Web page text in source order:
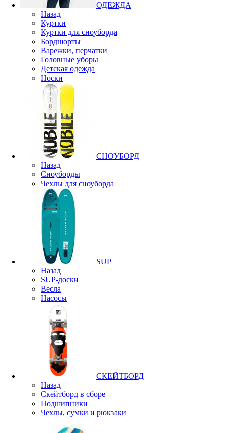
ОДЕЖДА
Назад
Куртки
Куртки для сноуборда
Бордшорты
Варежки, перчатки
Головные уборы
Детская одежда
Носки
СНОУБОРД
Назад
Сноуборды
Чехлы для сноуборда
SUP
Назад
SUP-доски
Весла
Насосы
СКЕЙТБОРД
Назад
Скейтборд в сборе
Подшипники
Чехлы, сумки и рюкзаки